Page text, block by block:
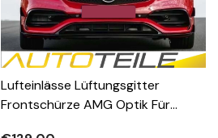
Lufteinlässe Lüftungsgitter
Frontschürze AMG Optik Für